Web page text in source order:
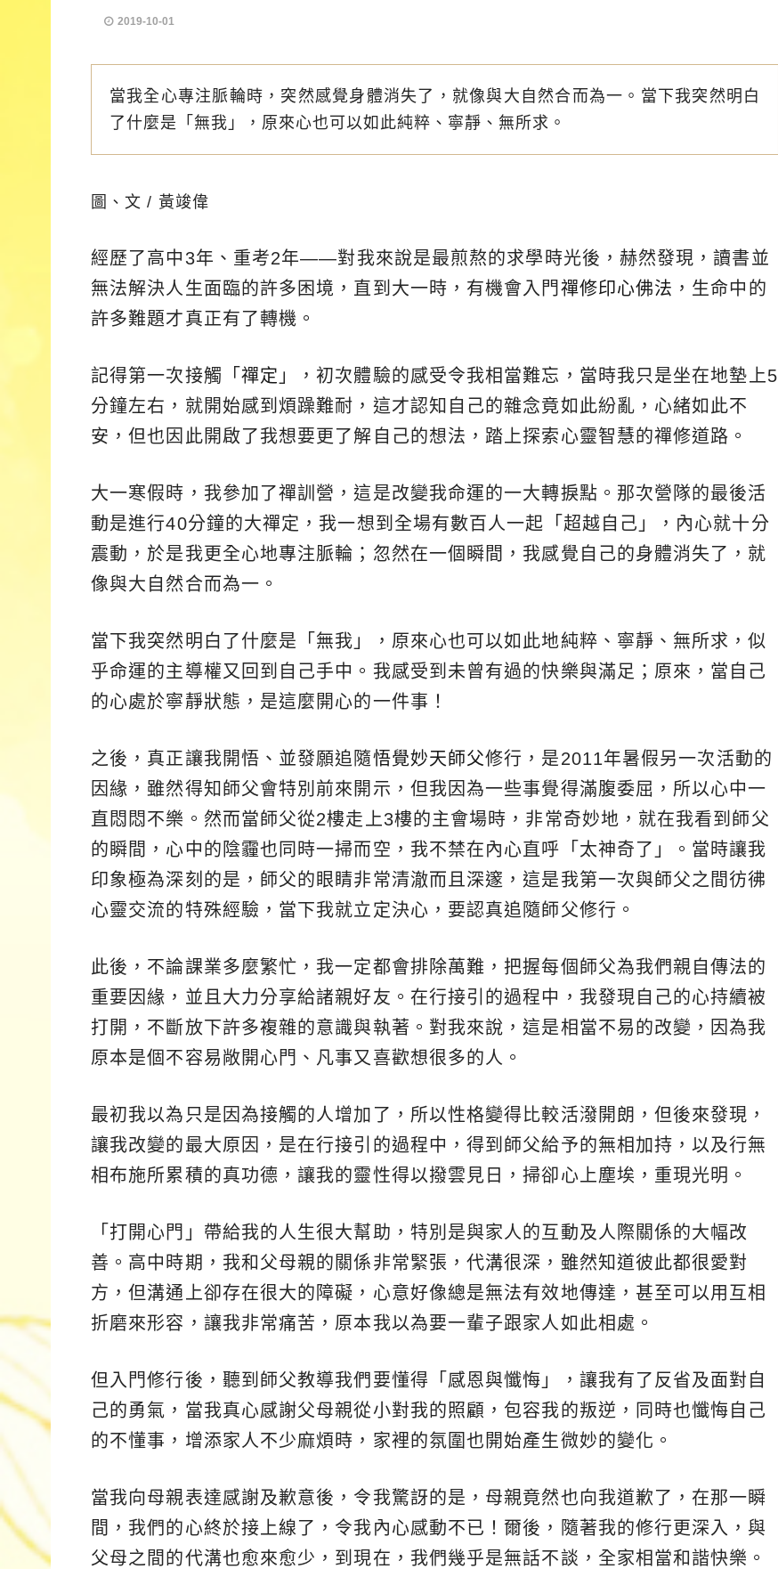
2019-10-01
當我全心專注脈輪時，突然感覺身體消失了，就像與大自然合而為一。當下我突然明白
了什麼是「無我」，原來心也可以如此純粹、寧靜、無所求。
圖、文 / 黃竣偉
經歷了高中3年、重考2年——對我來說是最煎熬的求學時光後，赫然發現，讀書並
無法解決人生面臨的許多困境，直到大一時，有機會入門 禪修印心佛法 ，生命中的
許多難題才真正有了轉機。
記得第一次接觸「 禪定 」，初次體驗的感受令我相當難忘，當時我只是坐在地墊上5
分鐘左右，就開始感到煩躁難耐，這才認知自己的雜念竟如此紛亂，心緒如此不
安，但也因此開啟了我想要更了解自己的想法，踏上探索心靈智慧的禪修道路。
大一寒假時，我參加了禪訓營，這是改變我命運的一大轉捩點。那次營隊的最後活
動是進行40分鐘的大禪定，我一想到全場有數百人一起「超越自己」，內心就十分
震動，於是我更全心地專注脈輪；忽然在一個瞬間，我感覺自己的身體消失了，就
像與大自然合而為一。
當下我突然明白了什麼是「無我」，原來心也可以如此地純粹、寧靜、無所求，似
乎命運的主導權又回到自己手中。我感受到未曾有過的快樂與滿足；原來，當自己
的心處於寧靜狀態，是這麼開心的一件事！
之後，真正讓我開悟、並發願追隨悟覺妙天師父修行，是2011年暑假另一次活動的
因緣，雖然得知師父會特別前來開示，但我因為一些事覺得滿腹委屈，所以心中一
直悶悶不樂。然而當師父從2樓走上3樓的主會場時，非常奇妙地，就在我看到師父
的瞬間，心中的陰霾也同時一掃而空，我不禁在內心直呼「太神奇了」。當時讓我
印象極為深刻的是，師父的眼睛非常清澈而且深邃，這是我第一次與師父之間彷彿
心靈交流的特殊經驗，當下我就立定決心，要認真追隨師父修行。
此後，不論課業多麼繁忙，我一定都會排除萬難，把握每個師父為我們親自傳法的
重要因緣，並且大力分享給諸親好友。在行接引的過程中，我發現自己的心持續被
打開，不斷放下許多複雜的意識與執著。對我來說，這是相當不易的改變，因為我
原本是個不容易敞開心門、凡事又喜歡想很多的人。
最初我以為只是因為接觸的人增加了，所以性格變得比較活潑開朗，但後來發現，
讓我改變的最大原因，是在行接引的過程中，得到師父給予的無相加持，以及行無
相布施所累積的真功德，讓我的靈性得以撥雲見日，掃卻心上塵埃，重現光明。
「打開心門」帶給我的人生很大幫助，特別是與家人的互動及人際關係的大幅改
善。高中時期，我和父母親的關係非常緊張，代溝很深，雖然知道彼此都很愛對
方，但溝通上卻存在很大的障礙，心意好像總是無法有效地傳達，甚至可以用互相
折磨來形容，讓我非常痛苦，原本我以為要一輩子跟家人如此相處。
但入門修行後，聽到師父教導我們要懂得「感恩與懺悔」，讓我有了反省及面對自
己的勇氣，當我真心感謝父母親從小對我的照顧，包容我的叛逆，同時也懺悔自己
的不懂事，增添家人不少麻煩時，家裡的氛圍也開始產生微妙的變化。
當我向母親表達感謝及歉意後，令我驚訝的是，母親竟然也向我道歉了，在那一瞬
間，我們的心終於接上線了，令我內心感動不已！爾後，隨著我的修行更深入，與
父母之間的代溝也愈來愈少，到現在，我們幾乎是無話不談，全家相當和諧快樂。